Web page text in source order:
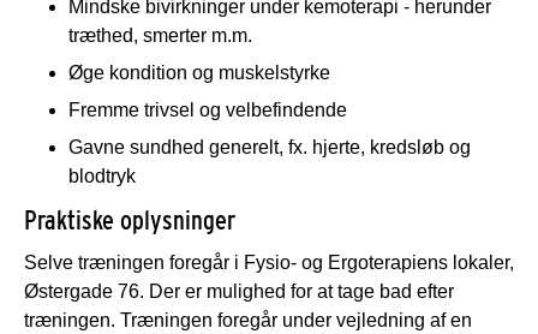
Mindske bivirkninger under kemoterapi - herunder
træthed, smerter m.m.
Øge kondition og muskelstyrke
Fremme trivsel og velbefindende
Gavne sundhed generelt, fx. hjerte, kredsløb og
blodtryk
Praktiske oplysninger
Selve træningen foregår i Fysio- og Ergoterapiens lokaler,
Østergade 76. Der er mulighed for at tage bad efter
træningen. Træningen foregår under vejledning af en